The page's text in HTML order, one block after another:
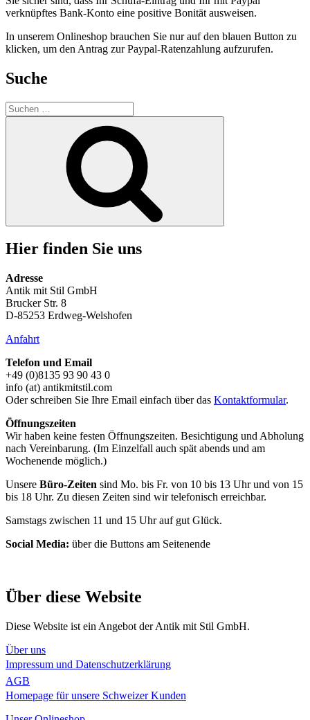
verknüpftes Bank-Konto eine positive Bonität ausweisen.
In unserem Onlineshop brauchen Sie nur auf den blauen Button zu
klicken, um den Antrag zur Paypal-Ratenzahlung aufzurufen.
Suche
Suchen
nach:
Hier finden Sie uns
Adresse
Antik mit Stil GmbH
Brucker Str. 8
D-85253 Erdweg-Welshofen
Anfahrt
Telefon und Email
+49 (0)8135 93 90 43 0
info (at) antikmitstil.com
Oder schreiben Sie Ihre Email einfach über das Kontaktformular.
Öffnungszeiten
Wir haben keine festen Öffnungszeiten. Besichtigung und Abholung
nach Vereinbarung. (Im Einzelfall auch spät abends und am
Wochenende möglich.)
Unsere Büro-Zeiten sind Mo. bis Fr. von 10 bis 13 Uhr und von 15
bis 18 Uhr. Zu diesen Zeiten sind wir telefonisch erreichbar.
Samstags zwischen 11 und 15 Uhr auf gut Glück.
Social Media: über die Buttons am Seitenende
Über diese Website
Diese Website ist ein Angebot der Antik mit Stil GmbH.
Über uns
Impressum und Datenschutzerklärung
AGB
Homepage für unsere Schweizer Kunden